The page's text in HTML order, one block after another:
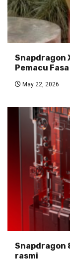
Snapdragon
Pemacu
May 22, 2026
Snapdragon
rasmi